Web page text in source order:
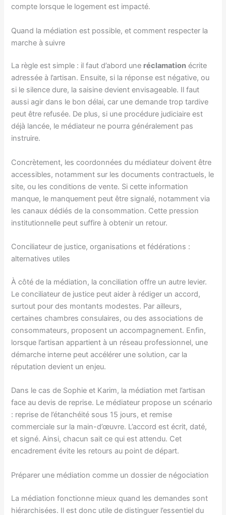
compte lorsque le logement est impacté.
Quand la médiation est possible, et comment respecter la
marche à suivre
La règle est simple : il faut d’abord une réclamation écrite
adressée à l’artisan. Ensuite, si la réponse est négative, ou
si le silence dure, la saisine devient envisageable. Il faut
aussi agir dans le bon délai, car une demande trop tardive
peut être refusée. De plus, si une procédure judiciaire est
déjà lancée, le médiateur ne pourra généralement pas
instruire.
Concrètement, les coordonnées du médiateur doivent être
accessibles, notamment sur les documents contractuels, le
site, ou les conditions de vente. Si cette information
manque, le manquement peut être signalé, notamment via
les canaux dédiés de la consommation. Cette pression
institutionnelle peut suffire à obtenir un retour.
Conciliateur de justice, organisations et fédérations :
alternatives utiles
À côté de la médiation, la conciliation offre un autre levier.
Le conciliateur de justice peut aider à rédiger un accord,
surtout pour des montants modestes. Par ailleurs,
certaines chambres consulaires, ou des associations de
consommateurs, proposent un accompagnement. Enfin,
lorsque l’artisan appartient à un réseau professionnel, une
démarche interne peut accélérer une solution, car la
réputation devient un enjeu.
Dans le cas de Sophie et Karim, la médiation met l’artisan
face au devis de reprise. Le médiateur propose un scénario
: reprise de l’étanchéité sous 15 jours, et remise
commerciale sur la main-d’œuvre. L’accord est écrit, daté,
et signé. Ainsi, chacun sait ce qui est attendu. Cet
encadrement évite les retours au point de départ.
Préparer une médiation comme un dossier de négociation
La médiation fonctionne mieux quand les demandes sont
hiérarchisées. Il est donc utile de distinguer l’essentiel du